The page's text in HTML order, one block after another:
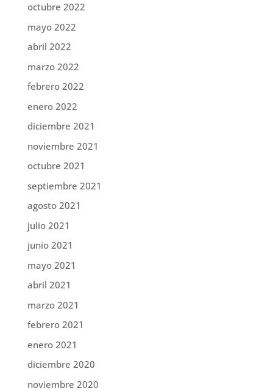
octubre 2022
mayo 2022
abril 2022
marzo 2022
febrero 2022
enero 2022
diciembre 2021
noviembre 2021
octubre 2021
septiembre 2021
agosto 2021
julio 2021
junio 2021
mayo 2021
abril 2021
marzo 2021
febrero 2021
enero 2021
diciembre 2020
noviembre 2020